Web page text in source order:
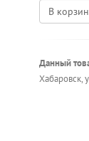
В
Данный
Хабаровск,